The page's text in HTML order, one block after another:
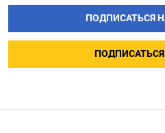
ПОДПИСАТЬСЯ
ПОДПИСАТЬСЯ